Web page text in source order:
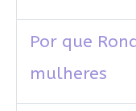
Por que
mulheres